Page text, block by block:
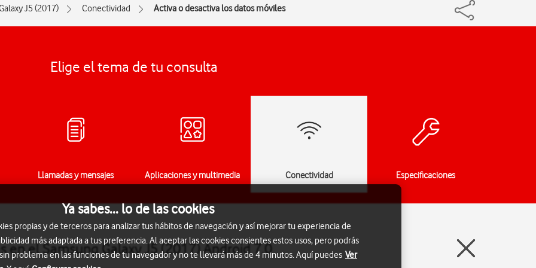
J5 (2017) Conectividad Activa o desactiva los datos móviles
Elige el tema de tu consulta
Llamadas y mensajes Aplicaciones y multimedia Conectividad Especificaciones
el Samsung Galaxy J5 (2017) Android 7.0
Ya sabes... lo de las cookies
propias y de terceros para analizar tus hábitos de navegación y así mejorar tu experiencia de
más adaptada a tus preferencia. Al aceptar las cookies consientes estos usos, pero podrás
problema en las funciones de tu navegador y no te llevará más de 4 minutos. Aquí puedes Ver